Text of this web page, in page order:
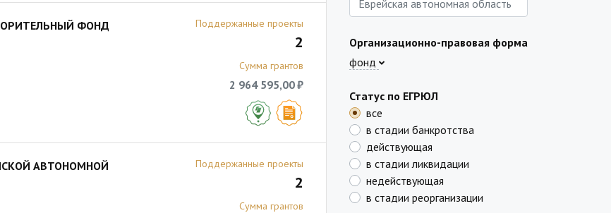
ФОНД
Поддержанные проекты
2
Сумма грантов
2 964 595,00 ₽
АВТОНОМНОЙ
Поддержанные проекты
2
Сумма грантов
Организационно-правовая форма
фонд
Статус по ЕГРЮЛ
все
в стадии банкротства
действующая
в стадии ликвидации
недействующая
в стадии реорганизации